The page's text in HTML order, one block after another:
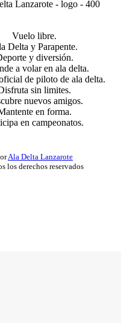
Vuelo libre.
Delta y Parapente.
y diversión.
a volar en ala delta.
de piloto de ala delta.
sin limites.
nuevos amigos.
en forma.
en campeonatos.
Ala Delta Lanzarote
los derechos reservados